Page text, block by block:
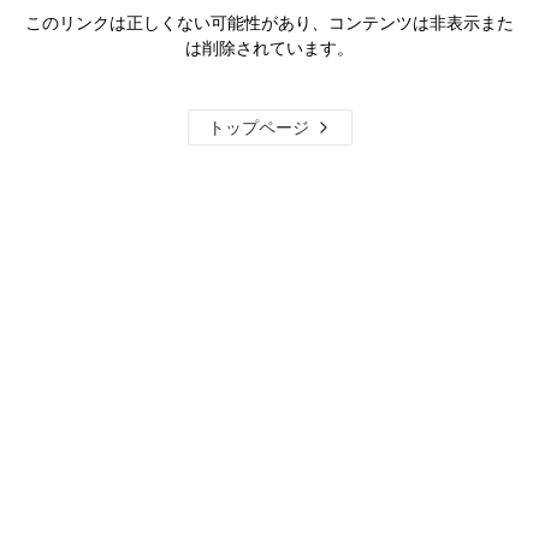
このリンクは正しくない可能性があり、コンテンツは非表示また
は削除されています。
トップページ